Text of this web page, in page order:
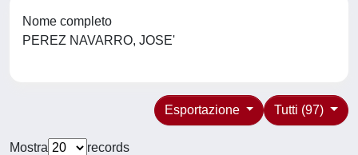
Nome completo
PEREZ NAVARRO, JOSE'
Tutti (97)
Esportazione
Mostra
records